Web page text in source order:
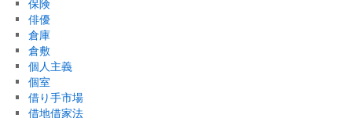
保険
俳優
倉庫
倉敷
個人主義
個室
借り手市場
借地借家法